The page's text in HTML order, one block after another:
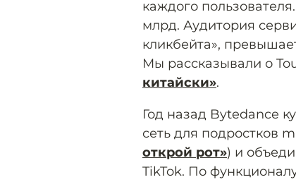
каждого
млрд. Аудитория
кликбейта»,
Мы рассказывали о
китайски».
Год назад Bytedance
сеть для подростков
открой рот») и
TikTok. По